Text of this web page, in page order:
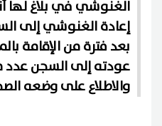
الغنوشي في بلاغ لها
إعادة الغنوشي إلى
بعد فترة من الإقامة
عودته إلى السجن عدد
والاطلاع على وضعه